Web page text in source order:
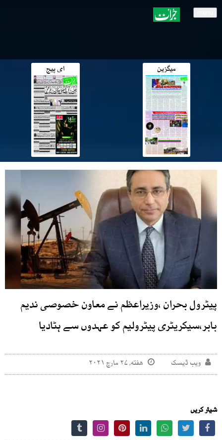
میگزین ای پیج
پیٹرول بحران ،وزیراعظم نے معاون خصوصی ندیم
بابر،سیکریٹری پیٹرولیم کو عہدوں سے ہٹادیا
ویب ڈیسک هفته, ۲۷ مارچ ۲۰۲۱
شیئر کریں